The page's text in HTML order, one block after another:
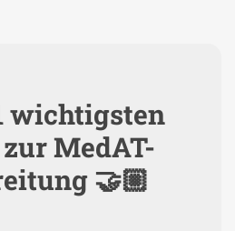
wichtigsten
MedAT-
🤝🏼